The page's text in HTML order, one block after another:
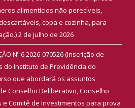
alimentícios não perecíveis,
copa e cozinha, para
2 de julho de 2026
Nº 6.2026-070526 (Inscrição de
do Instituto de Previdência do
que abordará os assuntos
Conselho Deliberativo, Conselho
e Comitê de Investimentos para prova